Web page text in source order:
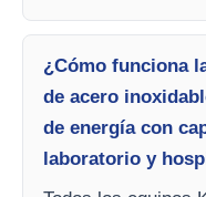
¿Cómo funciona
de acero
de energía con
laboratorio y